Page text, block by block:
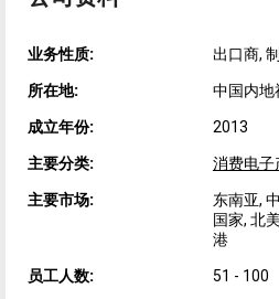
业务性质: 出口商,
所在地: 中国内地
成立年份: 2013
主要分类: 消费电子
主要市场:
东南亚,
国家, 北
港
员工人数: 51 - 100